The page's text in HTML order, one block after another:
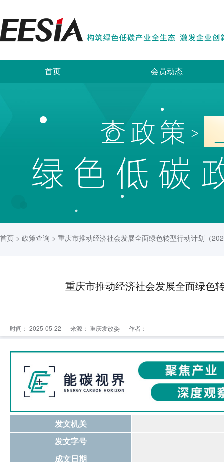
首页 会员动态
首页 > 政策查询 > 重庆市推动经济社会发展全面绿色转型行动计划（
重庆市推动经济社会发展全面绿色
时间： 2025-05-22 来源： 重庆发改委 作者：
发文机关
发文字号
成文日期